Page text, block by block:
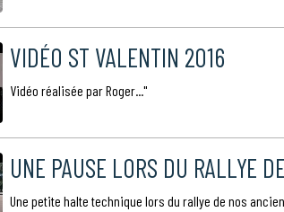
VIDÉO ST VALENTIN 2016
Vidéo réalisée par Roger..."
UNE PAUSE LORS DU RALLYE
Une petite halte technique lors du rallye de nos